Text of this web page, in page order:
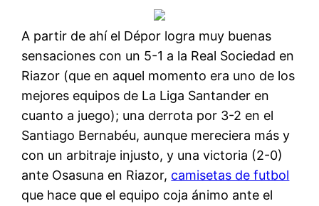
A partir de ahí el Dépor logra muy buenas
sensaciones con un 5-1 a la Real Sociedad en
Riazor (que en aquel momento era uno de los
mejores equipos de La Liga Santander en
cuanto a juego); una derrota por 3-2 en el
Santiago Bernabéu, aunque mereciera más y
con un arbitraje injusto, y una victoria (2-0)
ante Osasuna en Riazor, camisetas de futbol
que hace que el equipo coja ánimo ante el